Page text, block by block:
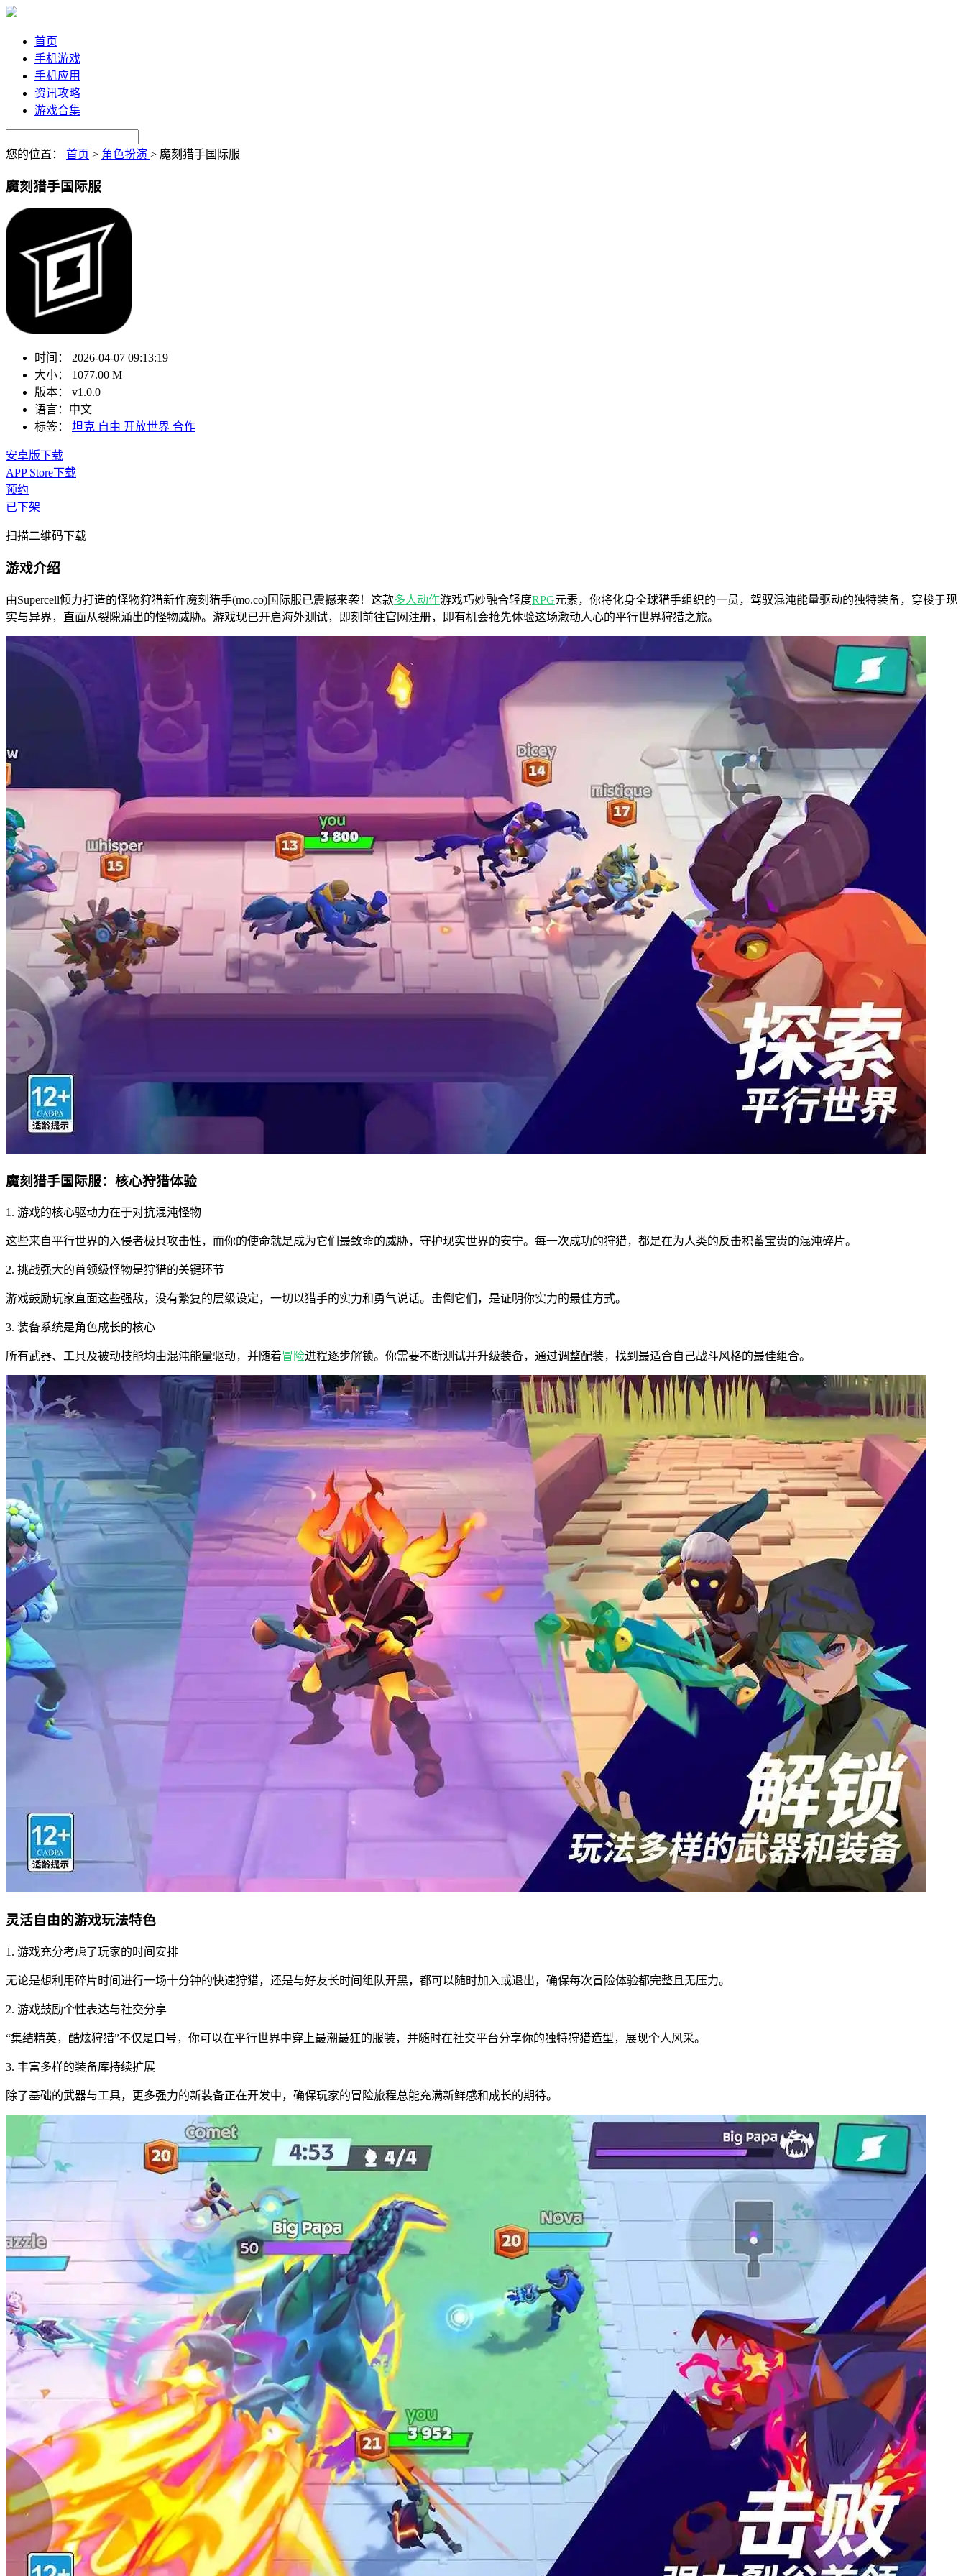
首页
手机游戏
手机应用
资讯攻略
游戏合集
您的位置： 首页 > 角色扮演 > 魔刻猎手国际服
魔刻猎手国际服
时间：
2026-04-07 09:13:19
大小：
1077.00 M
版本：
v1.0.0
语言： 中文
标签：
坦克 自由 开放世界 合作
安卓版下载
APP Store下载
预约
已下架
扫描二维码下载
游戏介绍
由Supercell倾力打造的怪物狩猎新作魔刻猎手(mo.co)国际服已震撼来袭！这款多人动作游戏巧妙融合轻度RPG元素，你将化身全球猎手组织的一员，驾驭混沌能量驱动的独特装备，穿梭于现
实与异界，直面从裂隙涌出的怪物威胁。游戏现已开启海外测试，即刻前往官网注册，即有机会抢先体验这场激动人心的平行世界狩猎之旅。
魔刻猎手国际服：核心狩猎体验
1. 游戏的核心驱动力在于对抗混沌怪物
这些来自平行世界的入侵者极具攻击性，而你的使命就是成为它们最致命的威胁，守护现实世界的安宁。每一次成功的狩猎，都是在为人类的反击积蓄宝贵的混沌碎片。
2. 挑战强大的首领级怪物是狩猎的关键环节
游戏鼓励玩家直面这些强敌，没有繁复的层级设定，一切以猎手的实力和勇气说话。击倒它们，是证明你实力的最佳方式。
3. 装备系统是角色成长的核心
所有武器、工具及被动技能均由混沌能量驱动，并随着冒险进程逐步解锁。你需要不断测试并升级装备，通过调整配装，找到最适合自己战斗风格的最佳组合。
灵活自由的游戏玩法特色
1. 游戏充分考虑了玩家的时间安排
无论是想利用碎片时间进行一场十分钟的快速狩猎，还是与好友长时间组队开黑，都可以随时加入或退出，确保每次冒险体验都完整且无压力。
2. 游戏鼓励个性表达与社交分享
“集结精英，酷炫狩猎”不仅是口号，你可以在平行世界中穿上最潮最狂的服装，并随时在社交平台分享你的独特狩猎造型，展现个人风采。
3. 丰富多样的装备库持续扩展
除了基础的武器与工具，更多强力的新装备正在开发中，确保玩家的冒险旅程总能充满新鲜感和成长的期待。